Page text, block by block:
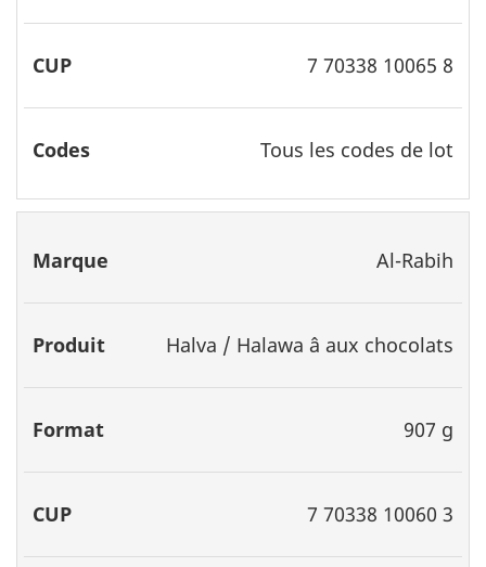
7 70338 10065 8
Tous les codes de lot
Al-Rabih
Halva / Halawa â aux chocolats
907 g
7 70338 10060 3